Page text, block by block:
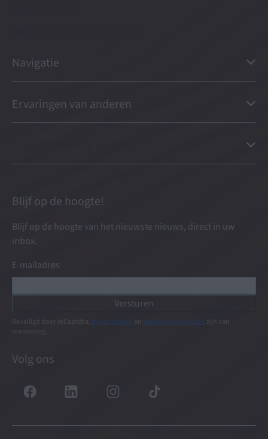
Navigatie
Ervaringen van anderen
Blijf op de hoogte!
Blijf op de hoogte van het nieuwste nieuws, direct in uw
inbox.
E-mailadres
Versturen
Beveiligd door reCaptcha, privacybeleid en servicevoorwaarden zijn van
toepassing.
Volg ons